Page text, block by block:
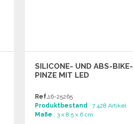
SILICONE- UND ABS-BIKE-
PINZE MIT LED
Ref.16-25265
Produktbestand : 7 428 Artikel
Maße : 3 x 8.5 x 6 cm